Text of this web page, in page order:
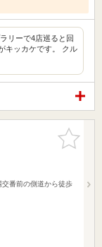
リーで4店巡ると回
キッカケです。 クル
お気に入
りに追加
番前の側道から徒歩